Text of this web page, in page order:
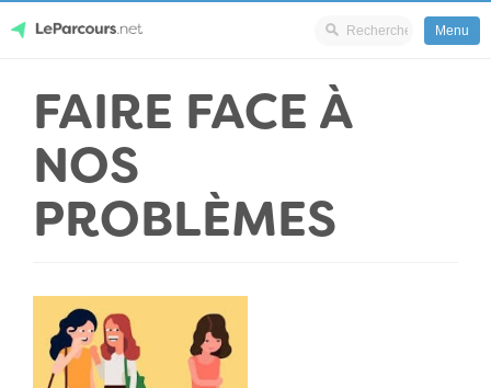
content
LeParcours.net
Menu
FAIRE FACE À
NOS
PROBLÈMES